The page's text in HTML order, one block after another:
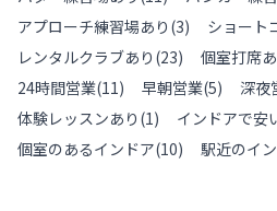
アプローチ練習場あり (3) ショート
レンタルクラブあり (23) 個室打席
24時間営業(11) 早朝営業(5) 深夜
体験レッスンあり (1) インドアで安
個室のあるインドア(10) 駅近のイ